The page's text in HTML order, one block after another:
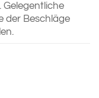
Gelegentliche
der Beschläge